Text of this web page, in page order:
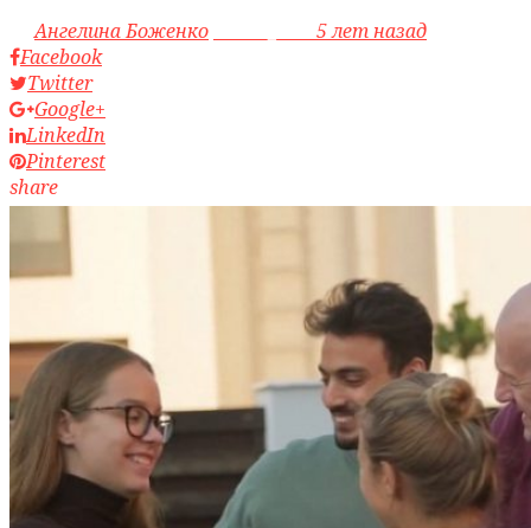
byАнгелина Боженко
5 лет назад
Facebook
Twitter
Google+
LinkedIn
Pinterest
share